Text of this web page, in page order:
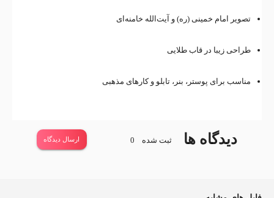
تصویر امام خمینی (ره) و آیت‌الله خامنه‌ای
طراحی زیبا در قاب طلایی
مناسب برای پوستر، بنر، تابلو و کارهای مذهبی
دیدگاه ها ثبت شده 0 ارسال دیدگاه